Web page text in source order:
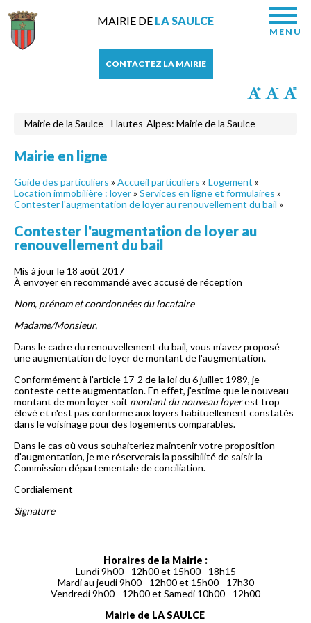
MAIRIE DE LA SAULCE
MENU
CONTACTEZ LA MAIRIE
Mairie de la Saulce - Hautes-Alpes: Mairie de la Saulce
Mairie en ligne
Guide des particuliers » Accueil particuliers » Logement »
Location immobilière : loyer» Services en ligne et formulaires »
Contester l'augmentation de loyer au renouvellement du bail »
Contester l'augmentation de loyer au
renouvellement du bail
Mis à jour le 18 août 2017
À envoyer en recommandé avec accusé de réception
Nom, prénom et coordonnées du locataire
Madame/Monsieur,
Dans le cadre du renouvellement du bail, vous m'avez proposé
une augmentation de loyer de montant de l'augmentation.
Conformément à l'article 17-2 de la loi du 6 juillet 1989, je
conteste cette augmentation. En effet, j'estime que le nouveau
montant de mon loyer soit montant du nouveau loyerest trop
élevé et n'est pas conforme aux loyers habituellement constatés
dans le voisinage pour des logements comparables.
Dans le cas où vous souhaiteriez maintenir votre proposition
d'augmentation, je me réserverais la possibilité de saisir la
Commission départementale de conciliation.
Cordialement
Signature
Horaires de la Mairie :
Lundi 9h00 - 12h00 et 15h00 - 18h15
Mardi au jeudi 9h00 - 12h00 et 15h00 - 17h30
Vendredi 9h00 - 12h00 et Samedi 10h00 - 12h00
Mairie de LA SAULCE